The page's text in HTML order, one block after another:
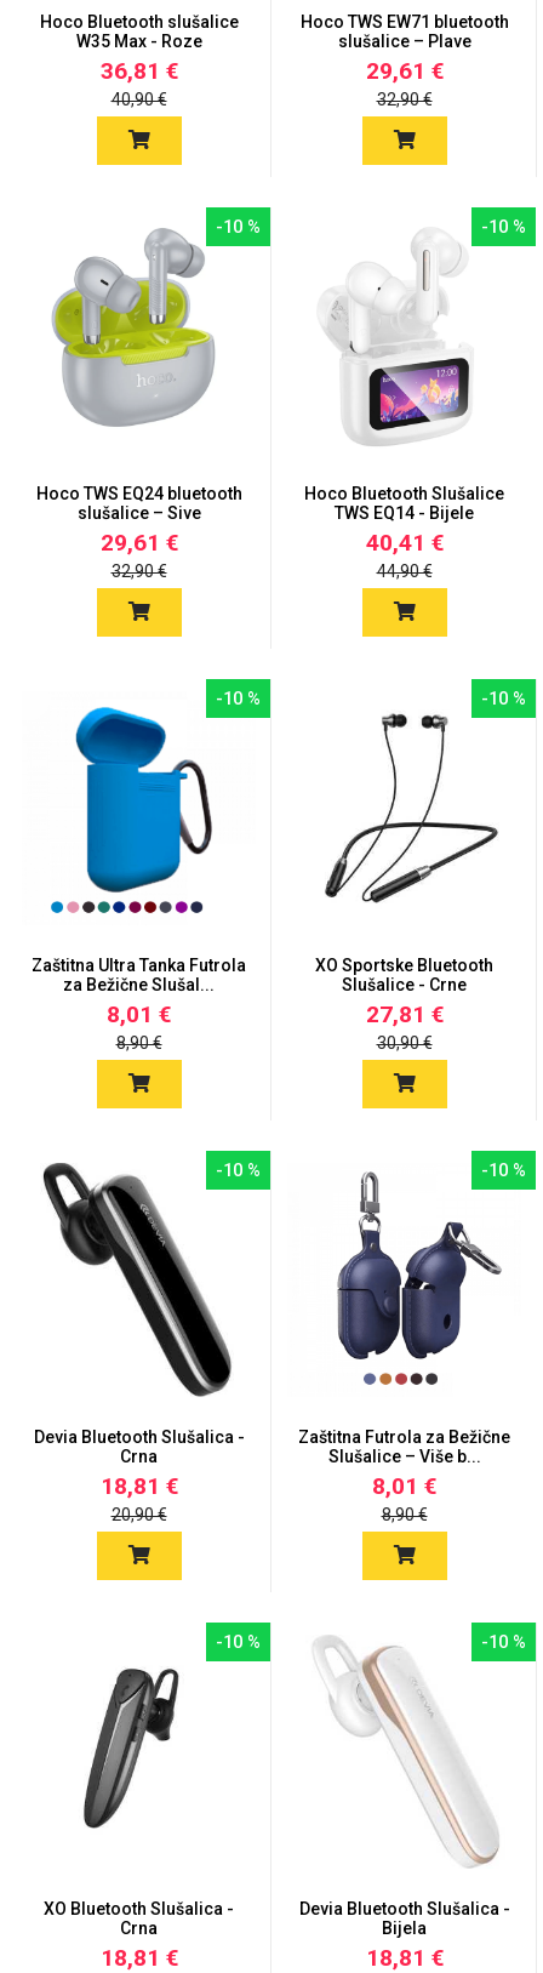
Hoco Bluetooth slušalice
W35 Max - Roze
36,81 €
40,90 €
Hoco TWS EW71 bluetooth
slušalice – Plave
29,61 €
32,90 €
-10 %
Hoco TWS EQ24 bluetooth
slušalice – Sive
29,61 €
32,90 €
-10 %
Hoco Bluetooth Slušalice
TWS EQ14 - Bijele
40,41 €
44,90 €
-10 %
Zaštitna Ultra Tanka Futrola
za Bežične Slušal...
8,01 €
8,90 €
-10 %
XO Sportske Bluetooth
Slušalice - Crne
27,81 €
30,90 €
-10 %
Devia Bluetooth Slušalica -
Crna
18,81 €
20,90 €
-10 %
Zaštitna Futrola za Bežične
Slušalice – Više b...
8,01 €
8,90 €
-10 %
XO Bluetooth Slušalica -
Crna
18,81 €
-10 %
Devia Bluetooth Slušalica -
Bijela
18,81 €
Za njega Za nju
Svijet životinja Auto - Moto motivi
Mandale / Cvjetni
Citati & Stihovi
Sportski motivi Obiteljski motivi
Mix